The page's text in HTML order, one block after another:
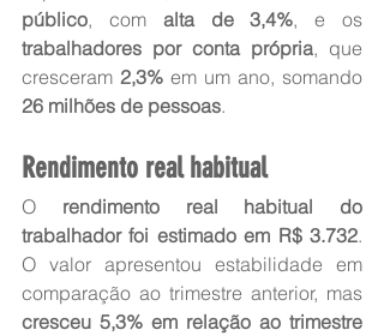
público, com alta de 3,4%
trabalhadores por conta própria, que
cresceram 2,3%
26 milhões de pessoas.
Rendimento real habitual
O rendimento real habitual do
trabalhador foi estimado em R$ 3.732.
O valor apresentou estabilidade em
cresceu 5,3% em relação ao trimestre